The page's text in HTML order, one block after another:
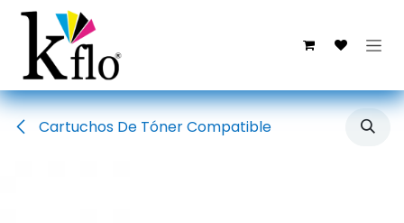
Ir al contenido
Cartuchos De Tóner Compatible